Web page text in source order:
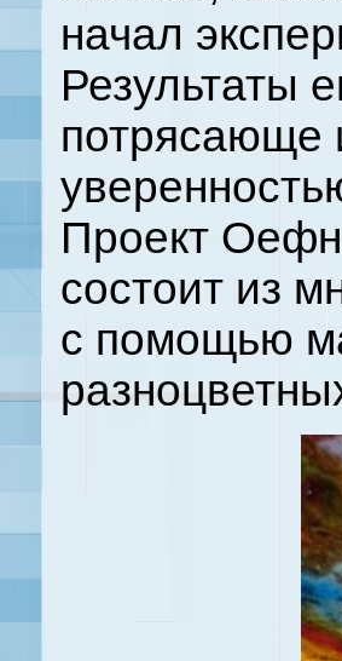
начал
Результаты
потрясающе
Проект
состоит из
с помощью